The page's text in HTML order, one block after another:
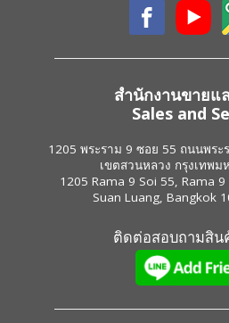
สำนักงานขายแ
Sales and
1205 พระราม 9 ซอย 55 ถนนพร
เขตสวนหลวง กรุงเทพม
1205 Rama 9 Soi 55, Rama
Suan Luang, Bangkok
ติดต่อสอบถามสิน